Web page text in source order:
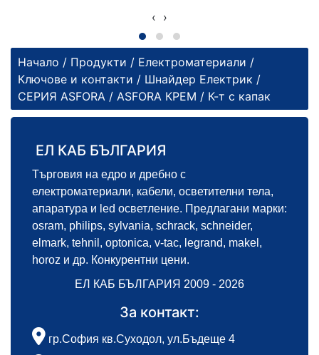
‹ ›
Начало / Продукти / Електроматериали /
Ключове и контакти / Шнайдер Електрик /
СЕРИЯ ASFORA / ASFORA КРЕМ / К-т с капак
ЕЛ КАБ БЪЛГАРИЯ
Търговия на едро и дребно с
електроматериали, кабели, осветителни тела,
апаратура и led осветление. Предлагани марки:
osram, philips, sylvania, schrack, schneider,
elmark, tehnil, optonica, v-tac, legrand, makel,
horoz и др. Конкурентни цени.
ЕЛ КАБ БЪЛГАРИЯ 2009 - 2026
За контакт:
гр.София кв.Суходол, ул.Бъдеще 4